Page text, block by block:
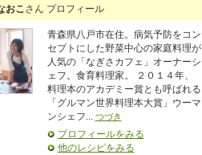
おこさん プロフィール
青森県八戸市在住。病気予防をコン
セプトにした野菜中心の家庭料理が
人気の「なぎさカフェ」オーナーシ
ェフ。食育料理家。 ２０１４年、
料理本のアカデミー賞とも呼ばれる
「グルマン世界料理本大賞」ウーマ
ンシェフ... つづき
プロフィールをみる
他のレシピをみる